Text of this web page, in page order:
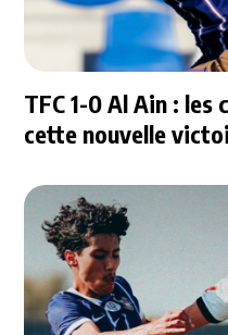
TFC 1-0 Al Ain : les
cette nouvelle